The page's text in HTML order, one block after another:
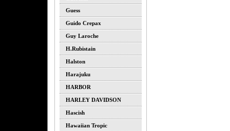
Guess
Guido Crepax
Guy Laroche
H.rubistain
Halston
Harajuku
HARBOR
HARLEY DAVIDSON
Hascish
Hawaiian Tropic